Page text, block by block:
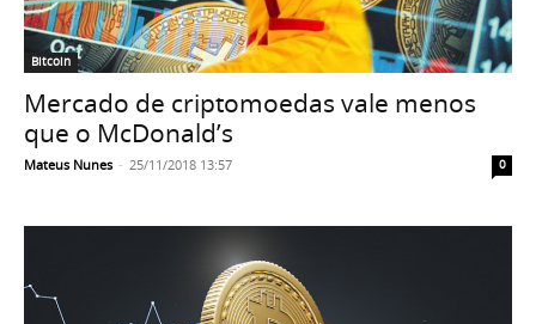
Bitcoin
Mercado de criptomoedas vale menos
que o McDonald’s
Mateus Nunes - 25/11/2018 13:57 0